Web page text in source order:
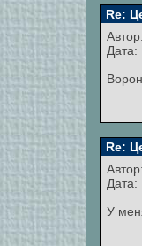
Re:
Автор:
Re:
Автор:
У